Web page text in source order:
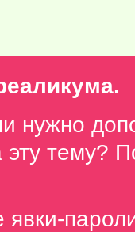
нужно
эту тему?
явки-